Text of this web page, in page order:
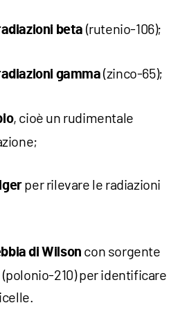
beta (rutenio-106);
gamma (zinco-65);
, cioè un rudimentale
per rilevare le radiazioni
di Wilson con sorgente
210) per identificare